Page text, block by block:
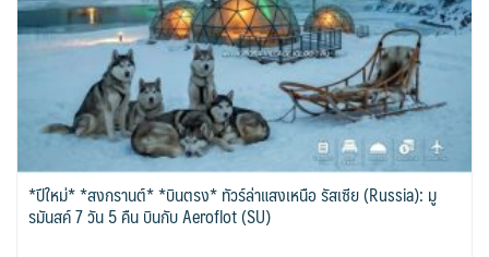
*ปีใหม่* *สงกรานต์* *บินตรง* ทัวร์ล่าแสงเหนือ รัสเซีย (Russia): มู
รมันสค์ 7 วัน 5 คืน บินกับ Aeroflot (SU)